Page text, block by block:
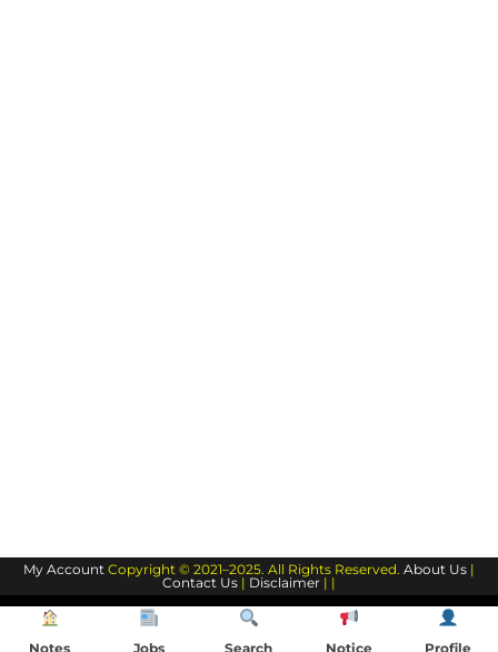
My Account Copyright © 2021–2025. All Rights Reserved. About Us |
Contact Us | Disclaimer | |
Notes Jobs Search Notice Profile